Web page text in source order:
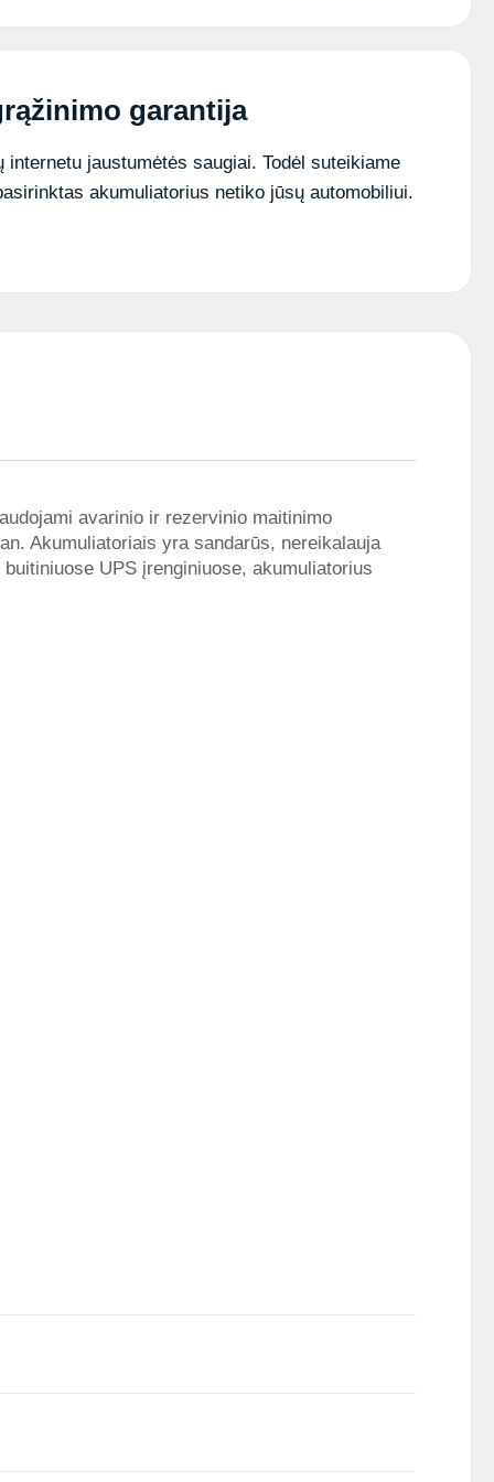
garantija
jaustumėtės saugiai. Todėl suteikiame
akumuliatorius netiko jūsų automobiliui.
avarinio ir rezervinio maitinimo
Akumuliatoriais yra sandarūs, nereikalauja
UPS įrenginiuose, akumuliatorius